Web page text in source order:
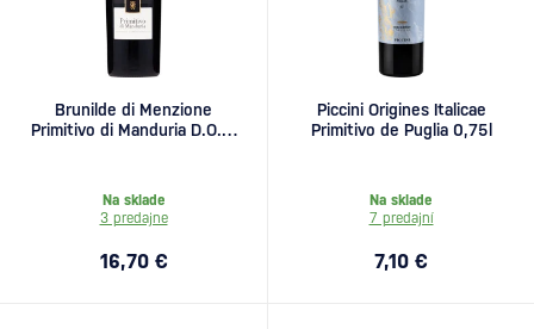
Brunilde di Menzione
Primitivo di Manduria D.O.C.
Na sklade
3 predajne
16,70 €
Piccini Origines Italicae
Primitivo de Puglia 0,75l
Na sklade
7 predajní
7,10 €